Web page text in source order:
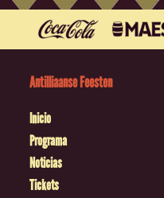
Antilliaanse Feesten
Inicio
Programa
Noticias
Tickets